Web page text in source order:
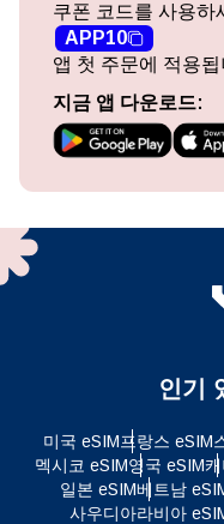
쿠폰 코드를 사용하
APP10
앱 첫 주문에 적용
지금 앱 다운로드:
인기
미국 eSIM프랑스 eSIM
멕시코 eSIM영국 eSIM
일본 eSIM베트남
사우디아라비아